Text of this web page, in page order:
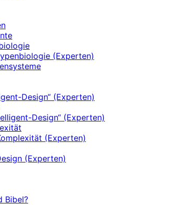
(Experten)
Design“ (Experten)
Design“ (Experten)
(Experten)
(Experten)
Bibel?